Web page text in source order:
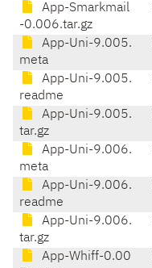
App-Smarkmail
-0.006.tar.gz
App-Uni-9.005.
meta
App-Uni-9.005.
readme
App-Uni-9.005.
tar.gz
App-Uni-9.006.
meta
App-Uni-9.006.
readme
App-Uni-9.006.
tar.gz
App-Whiff-0.00